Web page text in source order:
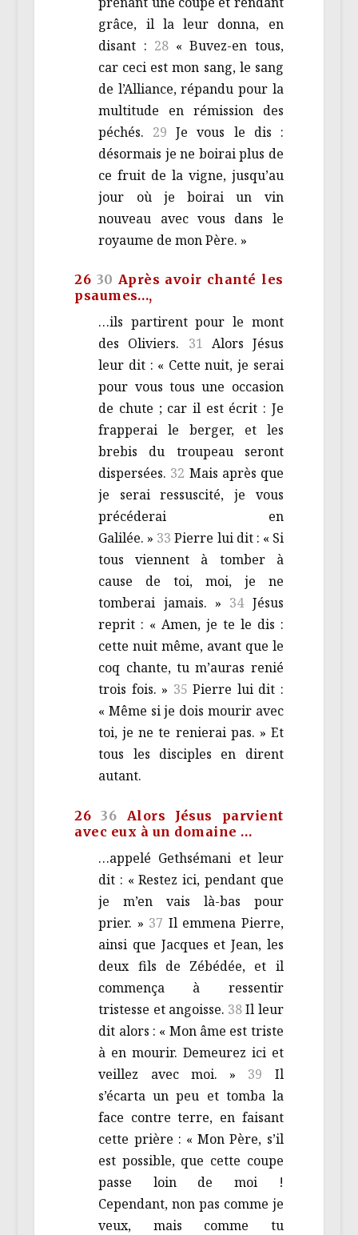
grâce, il la leur donna, en
disant : 28 « Buvez-en tous,
car ceci est mon sang, le sang
de l’Alliance, répandu pour la
multitude en rémission des
péchés. 29Je vous le dis :
désormais je ne boirai plus de
ce fruit de la vigne, jusqu’au
jour où je boirai un vin
nouveau avec vous dans le
royaume de mon Père. »
26 30 Après avoir chanté les
psaumes…,
…ils partirent pour le mont
des Oliviers. 31 Alors Jésus
leur dit : « Cette nuit, je serai
pour vous tous une occasion
de chute ; car il est écrit : Je
frapperai le berger, et les
brebis du troupeau seront
dispersées. 32 Mais après que
je serai ressuscité, je vous
précéderai en
Galilée. » 33Pierre lui dit : « Si
tous viennent à tomber à
cause de toi, moi, je ne
tomberai jamais. » 34 Jésus
reprit : « Amen, je te le dis :
cette nuit même, avant que le
coq chante, tu m’auras renié
trois fois. » 35 Pierre lui dit :
« Même si je dois mourir avec
toi, je ne te renierai pas. » Et
tous les disciples en dirent
autant.
2636 Alors Jésus parvient
avec eux à un domaine …
…appelé Gethsémani et leur
dit : « Restez ici, pendant que
je m’en vais là-bas pour
prier. » 37 Il emmena Pierre,
ainsi que Jacques et Jean, les
deux fils de Zébédée, et il
commença à ressentir
tristesse et angoisse. 38Il leur
dit alors : « Mon âme est triste
à en mourir. Demeurez ici et
veillez avec moi. » 39 Il
s’écarta un peu et tomba la
face contre terre, en faisant
cette prière : « Mon Père, s’il
est possible, que cette coupe
passe loin de moi !
Cependant, non pas comme je
veux, mais comme tu